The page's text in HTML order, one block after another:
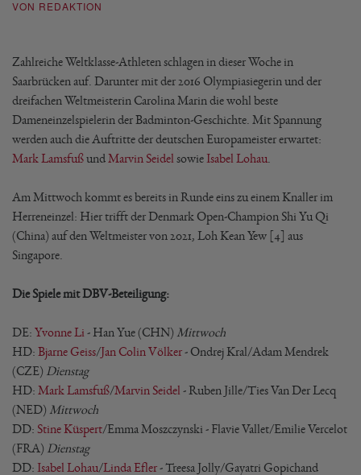
VON REDAKTION
Zahlreiche Weltklasse-Athleten schlagen in dieser Woche in
Saarbrücken auf. Darunter mit der 2016 Olympiasiegerin und der
dreifachen Weltmeisterin Carolina Marin die wohl beste
Dameneinzelspielerin der Badminton-Geschichte. Mit Spannung
werden auch die Auftritte der deutschen Europameister erwartet:
Mark LamsfußundMarvin Seidel sowie Isabel Lohau
Am Mittwoch kommt es bereits in Runde eins zu einem Knaller im
Herreneinzel: Hier trifft der Denmark Open-Champion Shi Yu Qi
(China) auf den Weltmeister von 2021, Loh Kean Yew [4] aus
Singapore.
Die Spiele mit DBV-Beteiligung:
DE: Yvonne Li - Han Yue (CHN) Mittwoch
HD: Bjarne Geiss/Jan Colin Völker- Ondrej Kral/Adam Mendrek
(CZE) Dienstag
HD: Mark Lamsfuß/Marvin Seidel - Ruben Jille/Ties Van Der Lecq
(NED) Mittwoch
DD: Stine Küspert/Emma Moszczynski - Flavie Vallet/Emilie Vercelot
(FRA) Dienstag
DD: Isabel Lohau/Linda Efler- Treesa Jolly/Gayatri Gopichand